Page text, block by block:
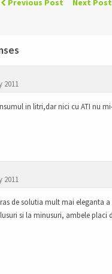
Previous Post Next Post
2011
in litri,dar nici cu ATI nu
2011
de solutia mult mai eleganta a
si la minusuri, ambele